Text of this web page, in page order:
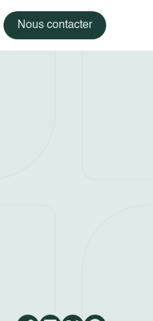
Nous contacter